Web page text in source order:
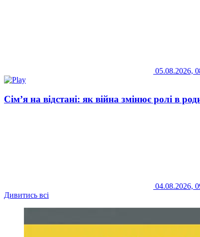
05.08.2026,
Сім’я на відстані: як війна змінює ролі в
04.08.2026,
Дивитись всі